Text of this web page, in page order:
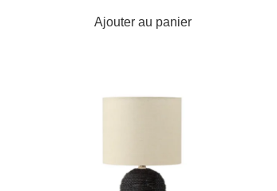
Ajouter au panier